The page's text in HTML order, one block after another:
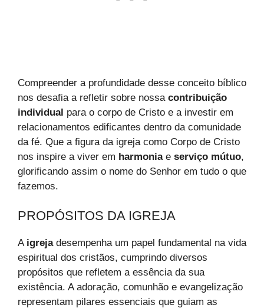
Compreender a profundidade desse conceito bíblico
nos desafia a refletir sobre nossa contribuição
individual para o corpo de Cristo e a investir em
relacionamentos edificantes dentro da comunidade
da fé. Que a figura da igreja como Corpo de Cristo
nos inspire a viver em harmoniae serviço mútuo,
glorificando assim o nome do Senhor em tudo o que
fazemos.
PROPÓSITOS DA IGREJA
A igrejadesempenha um papel fundamental na vida
espiritual dos cristãos, cumprindo diversos
propósitos que refletem a essência da sua
existência. A adoração, comunhão e evangelização
representam pilares essenciais que guiam as